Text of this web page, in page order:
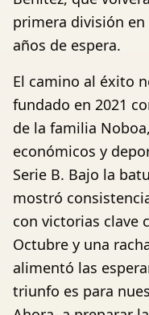
primera división en
años de espera.
El camino al éxito
fundado en 2021
de la familia
económicos y
Serie B. Bajo la
mostró
con victorias clave
Octubre y una
alimentó las
triunfo es para